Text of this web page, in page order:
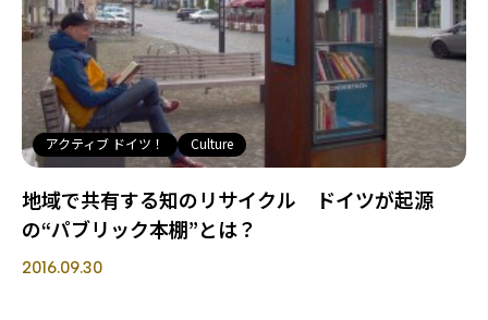
著者一覧
ライター募集
アクティブ ドイツ！ Culture
地域で共有する知のリサイクル ドイツが起源
の“パブリック本棚”とは？
2016.09.30